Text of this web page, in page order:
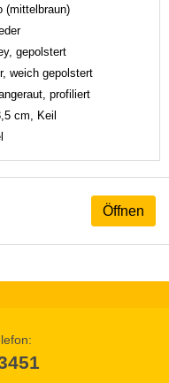
(mittelbraun)
gepolstert
weich gepolstert
profiliert
cm, Keil
Öffnen